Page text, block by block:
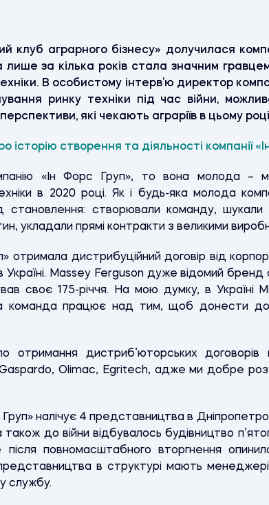
клуб аграрного бізнесу» долучилася
лише за кілька років стала значним
В особистому інтерв’ю директор
ринку техніки під час війни,
які чекають аграріїв в цьому
історію створення та діяльності компанії
«Ін Форс Груп», то вона молода –
в 2020 році. Як і будь-яка молода
становлення: створювали команду, шукали
укладали прямі контракти з великими
отримала дистрибуційний договір від
Massey Ferguson дуже відомий бренд
своє 175-річчя. На мою думку, в Україні
команда працює над тим, щоб донести до
отримання дистриб’юторських договорів
Olimac, Egritech, адже ми добре
налічує 4 представництва в
також до війни відбувалось будівництво
після повномасштабного вторгнення
представництва в структурі мають
службу.